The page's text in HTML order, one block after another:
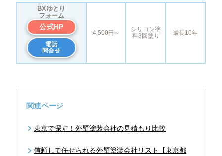
BXゆとり
フォーム
公式HP
電話
問合せ
4,500円～
シリコン塗
料3回塗り
最長10年
関連ページ
東京で探す！外壁塗装会社の見積もり比較
信頼して任せられる外壁塗装会社リスト【東京都